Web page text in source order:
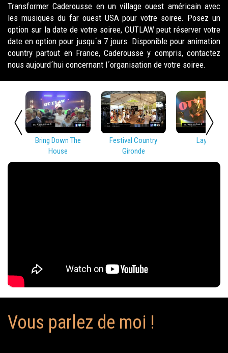
Transformer Caderousse en un village ouest américain avec
les musiques du far ouest USA pour votre soiree. Posez un
option sur la date de votre soiree, OUTLAW peut réserver votre
date en option pour jusqu´a 7 jours. Disponible pour animation
country partout en France, Caderousse y compris, contactez
nous aujourd´hui concernant l´organisation de votre soiree.
Bring Down The
House
Festival Country
Gironde
Lay Low
Vous parlez de moi !